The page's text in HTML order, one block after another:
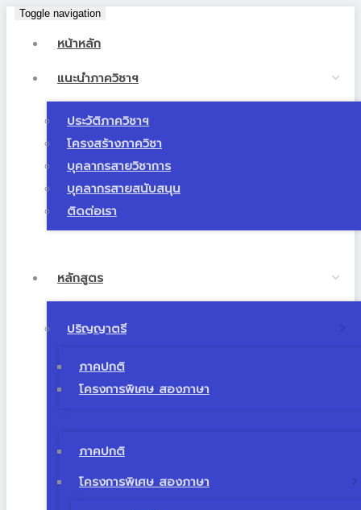
Toggle navigation
หน้าหลัก
แนะนำภาควิชาฯ
ประวัติภาควิชาฯ
โครงสร้างภาควิชา
บุคลากรสายวิชาการ
บุคลากรสายสนับสนุน
ติดต่อเรา
หลักสูตร
ปริญญาตรี
ภาคปกติ
โครงการพิเศษ สองภาษา
ภาคปกติ
โครงการพิเศษ สองภาษา